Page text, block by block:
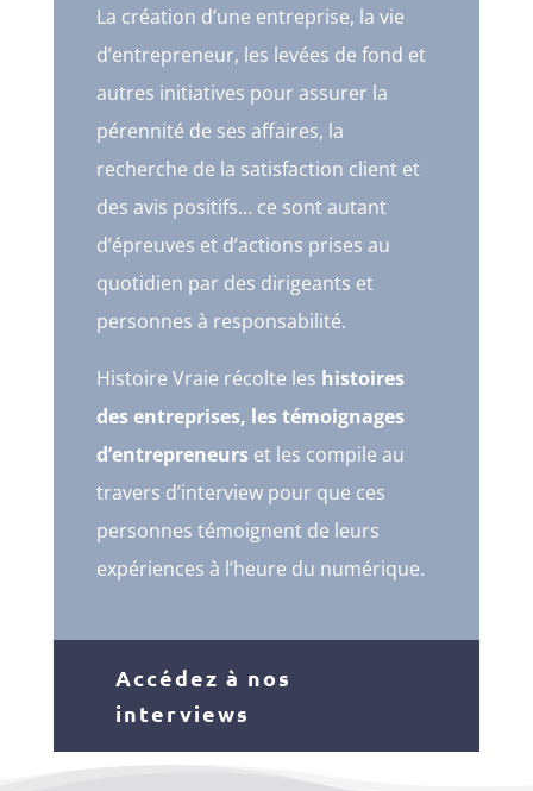
La création d’une entreprise, la vie
d’entrepreneur, les levées de fond et
autres initiatives pour assurer la
pérennité de ses affaires, la
recherche de la satisfaction client et
des avis positifs… ce sont autant
d’épreuves et d’actions prises au
quotidien par des dirigeants et
personnes à responsabilité.
Histoire Vraie récolte les histoires
des entreprises, les témoignages
d’entrepreneurset les compile au
travers d’interview pour que ces
personnes témoignent de leurs
expériences à l’heure du numérique.
Accédez à nos
interviews